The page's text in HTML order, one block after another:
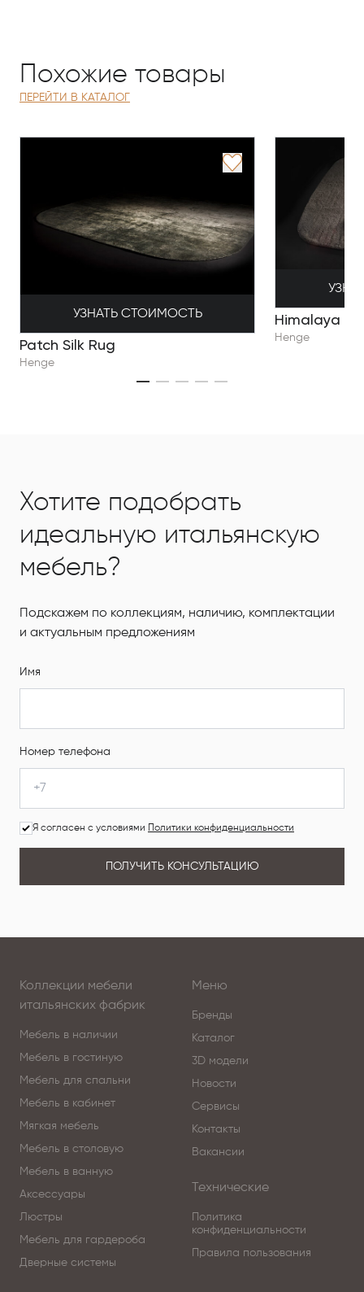
Похожие товары
ПЕРЕЙТИ В КАТАЛОГ
УЗНАТЬ СТОИМОСТЬ
Patch Silk Rug
Henge
Himalaya
Henge
Хотите подобрать
идеальную итальянскую
мебель?
Подскажем по коллекциям, наличию, комплектации
и актуальным предложениям
Имя
Номер телефона
Я согласен с условиями Политики конфиденциальности
ПОЛУЧИТЬ КОНСУЛЬТАЦИЮ
Коллекции мебели
итальянских фабрик
Мебель в наличии
Мебель в гостиную
Мебель для спальни
Мебель в кабинет
Мягкая мебель
Мебель в столовую
Мебель в ванную
Аксессуары
Люстры
Мебель для гардероба
Дверные системы
Меню
Бренды
Каталог
3D модели
Новости
Сервисы
Контакты
Вакансии
Технические
Политика
конфиденциальности
Правила пользования